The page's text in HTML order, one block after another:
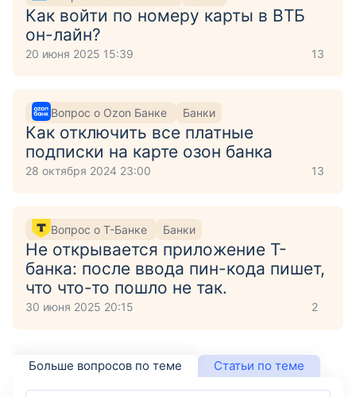
Как войти по номеру карты в ВТБ
он-лайн?
20 июня 2025 15:39 13
Вопрос о Ozon Банке Банки
Как отключить все платные
подписки на карте озон банка
28 октября 2024 23:00 13
Вопрос о Т-Банке Банки
Не открывается приложение Т-
банка: после ввода пин-кода пишет,
что что-то пошло не так.
30 июня 2025 20:15 2
Больше вопросов по теме Статьи по теме